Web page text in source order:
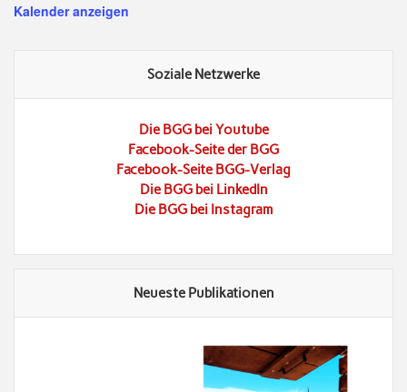
Kalender anzeigen
Soziale Netzwerke
Die BGG bei Youtube
Facebook-Seite der BGG
Facebook-Seite BGG-Verlag
Die BGG bei LinkedIn
Die BGG bei Instagram
Neueste Publikationen